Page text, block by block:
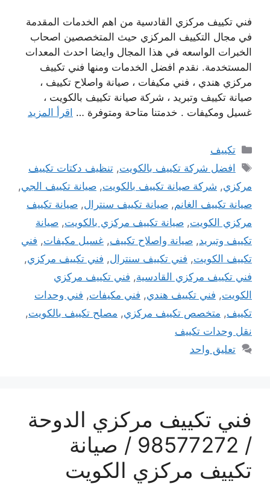
فني تكييف مركزي القادسية من اهم الخدمات المقدمة
في مجال التكييف المركزي حيث المتخصصين اصحاب
الخبرات الواسعه في هذا المجال وايضا احدث المعدات
المستخدمة. نقدم افضل الخدمات ومنها فني تكييف
مركزي هندي ، فني مكيفات ، صيانة واصلاح تكييف ،
صيانة تكييف وتبريد ، شركة صيانة تكييف بالكويت ،
غسيل ومكيفات . خدمتنا متاحة ومتوفرة … اقرأ المزيد
التصنيفات
تكييف
الوسوم
افضل شركة تكييف بالكويت,تنظيف دكتات تكييف
مركزي, شركة صيانة تكييف بالكويت, صيانة تكييف الجي,
صيانة تكييف الغانم, صيانة تكييف سنترال, صيانة تكييف
مركزي الكويت, صيانة تكييف مركزي بالكويت, صيانة
تكييف وتبريد, صيانة واصلاح تكييف, غسيل مكيفات, فني
تكييف الكويت, فني تكييف سنترال, فني تكييف مركزي,
فني تكييف مركزي القادسية, فني تكييف مركزي
الكويت, فني تكييف هندي, فني مكيفات, فني وحدات
تكييف, متخصص تكييف مركزي, مصلح تكييف بالكويت,
نقل وحدات تكييف
تعليق واحد
فني تكييف مركزي الدوحة
/ 98577272 / صيانة
تكييف مركزي الكويت